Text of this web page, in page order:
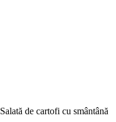
Salată de cartofi cu smântână